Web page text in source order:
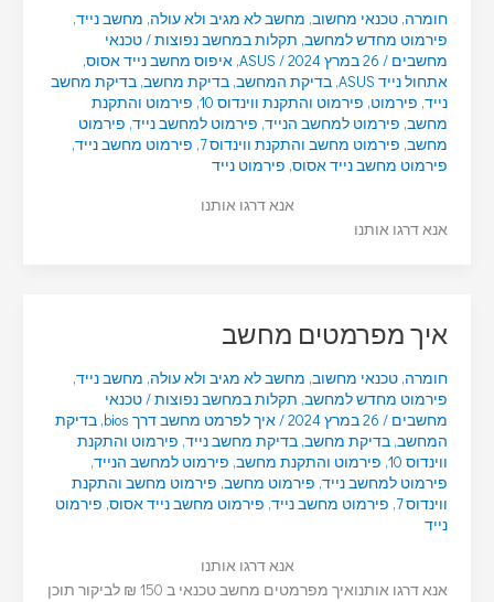
חומרה, טכנאי מחשוב, מחשב לא מגיב ולא עולה, מחשב נייד,
פירמוט מחדש למחשב, תקלות במחשב נפוצות/טכנאי
מחשבים / 26 במרץ 2024 /
ASUS
, איפוס מחשב נייד אסוס,
אתחול נייד ASUS
, בדיקת המחשב, בדיקת מחשב, בדיקת מחשב
נייד, פירמוט, פירמוט והתקנת ווינדוס 10 , פירמוט והתקנת
מחשב, פירמוט למחשב הנייד, פירמוט למחשב נייד, פירמוט
מחשב, פירמוט מחשב והתקנת ווינדוס 7 , פירמוט מחשב נייד,
פירמוט מחשב נייד אסוס, פירמוט נייד
אנא דרגו אותנו
אנא דרגו אותנו
איך מפרמטים מחשב
חומרה, טכנאי מחשוב, מחשב לא מגיב ולא עולה, מחשב נייד,
פירמוט מחדש למחשב, תקלות במחשב נפוצות/טכנאי
מחשבים / 26 במרץ 2024 /איך לפרמט מחשב דרך bios , בדיקת
המחשב, בדיקת מחשב, בדיקת מחשב נייד, פירמוט והתקנת
ווינדוס 10
, פירמוט והתקנת מחשב, פירמוט למחשב הנייד,
פירמוט למחשב נייד, פירמוט מחשב, פירמוט מחשב והתקנת
ווינדוס 7 , פירמוט מחשב נייד, פירמוט מחשב נייד אסוס, פירמוט
נייד
אנא דרגו אותנו
אנא דרגו אותנואיך מפרמטים מחשב טכנאי ב 150 ₪ לביקור תוכן